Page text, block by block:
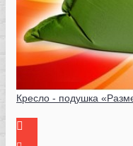
Кресло - подушка